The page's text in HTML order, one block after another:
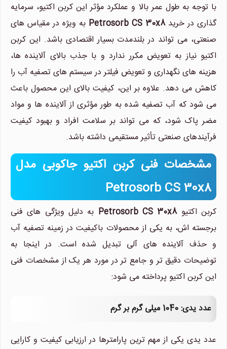
با توجه به طول عمر بالا و عملکرد مؤثر این کربن اکتیو، سرمایه
گذاری در خریدPetrosorb CS 30x8 به ویژه در مقیاس های
صنعتی، می تواند در بلندمدت بسیار اقتصادی باشد. این کربن
اکتیو نیاز به تعویض مکرر ندارد و با جذب بالای آلاینده ها،
هزینه های نگهداری و تعویض فیلتر در سیستم های تصفیه آب را
کاهش می دهد. علاوه بر این، کیفیت بالای این محصول باعث
می شود که آب تصفیه شده به طور مؤثری از آلاینده ها و مواد
مضر پاک شود، که می تواند بر سلامت افراد و بهبود کیفیت
فرآیندهای صنعتی تأثیر مستقیمی داشته باشد.
مشخصات فنی کربن اکتیو جاکوبی مدل
Petrosorb CS 30x8
کربن اکتیوPetrosorb CS 30x8 به دلیل ویژگی های فنی
برجسته اش، به یکی از محصولات باکیفیت در زمینه تصفیه آب
و حذف آلاینده های آلی تبدیل شده است. در اینجا به
توضیحات دقیق تر و جامع تر در مورد هر یک از مشخصات فنی
این کربن اکتیو پرداخته می شود:
عدد یدی: 1040 میلی گرم بر گرم
عدد یدی یکی از مهم ترین پارامترها در ارزیابی کیفیت و کارایی